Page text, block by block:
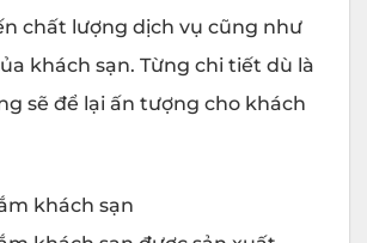
chất lượng dịch vụ cũng như
khách sạn. Từng chi tiết dù là
sẽ để lại ấn tượng cho khách
khách sạn